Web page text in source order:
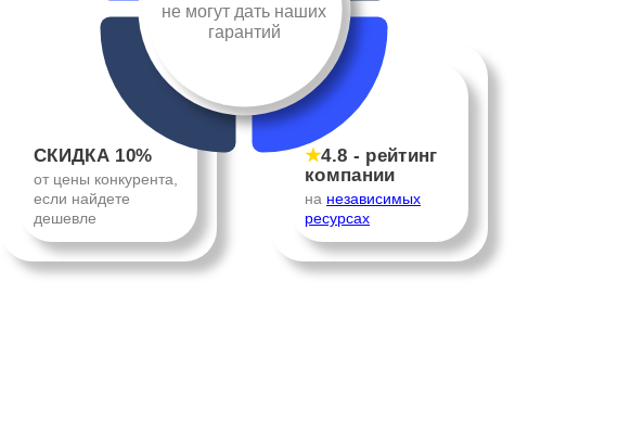
не могут дать наших
гарантий
СКИДКА 10%
от цены конкурента,
если найдете
дешевле
★4.8 - рейтинг
компании
на независимых
ресурсах